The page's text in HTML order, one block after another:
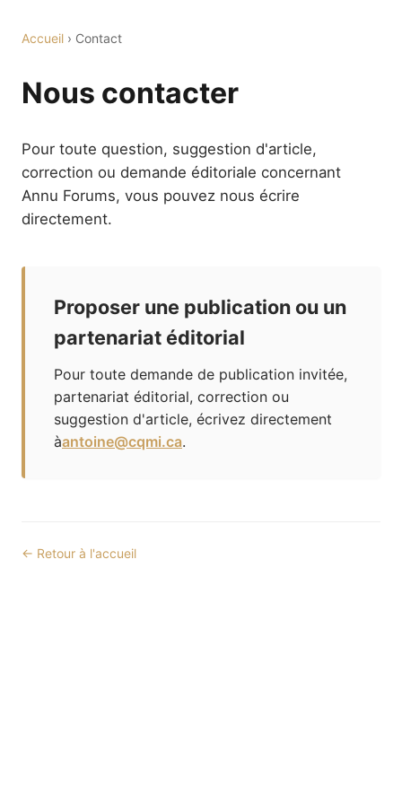
Accueil › Contact
Nous contacter
Pour toute question, suggestion d'article,
correction ou demande éditoriale concernant
Annu Forums, vous pouvez nous écrire
directement.
Proposer une publication ou un
partenariat éditorial
Pour toute demande de publication invitée,
partenariat éditorial, correction ou
suggestion d'article, écrivez directement
àantoine@cqmi.ca.
← Retour à l'accueil